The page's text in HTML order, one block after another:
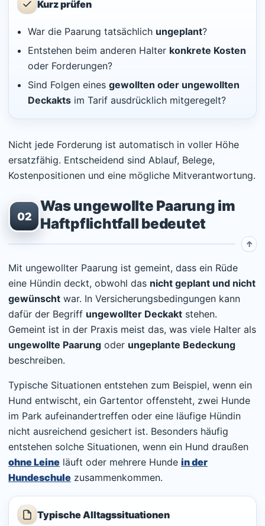
Kurz prüfen
War die Paarung tatsächlich ungeplant?
Entstehen beim anderen Halter konkrete Kosten
oder Forderungen?
Sind Folgen eines gewollten oder ungewollten
Deckakts im Tarif ausdrücklich mitgeregelt?
Nicht jede Forderung ist automatisch in voller Höhe
ersatzfähig. Entscheidend sind Ablauf, Belege,
Kostenpositionen und eine mögliche Mitverantwortung.
02
Was ungewollte Paarung im
Haftpflichtfall bedeutet
Mit ungewollter Paarung ist gemeint, dass ein Rüde
eine Hündin deckt, obwohl das nicht geplant und nicht
gewünscht war. In Versicherungsbedingungen kann
dafür der Begriff ungewollter Deckakt stehen.
Gemeint ist in der Praxis meist das, was viele Halter als
ungewollte Paarung oder ungeplante Bedeckung
beschreiben.
Typische Situationen entstehen zum Beispiel, wenn ein
Hund entwischt, ein Gartentor offensteht, zwei Hunde
im Park aufeinandertreffen oder eine läufige Hündin
nicht ausreichend gesichert ist. Besonders häufig
entstehen solche Situationen, wenn ein Hund draußen
ohne Leine läuft oder mehrere Hunde in der
Hundeschule zusammenkommen.
Typische Alltagssituationen